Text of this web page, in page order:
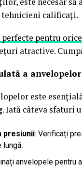
tehnicieni calificați.
perfecte pentru
atractive.
a anvelopelor
este
. Iată câteva sfaturi
presiunii: Verificați
lungă.
anvelopele pentru